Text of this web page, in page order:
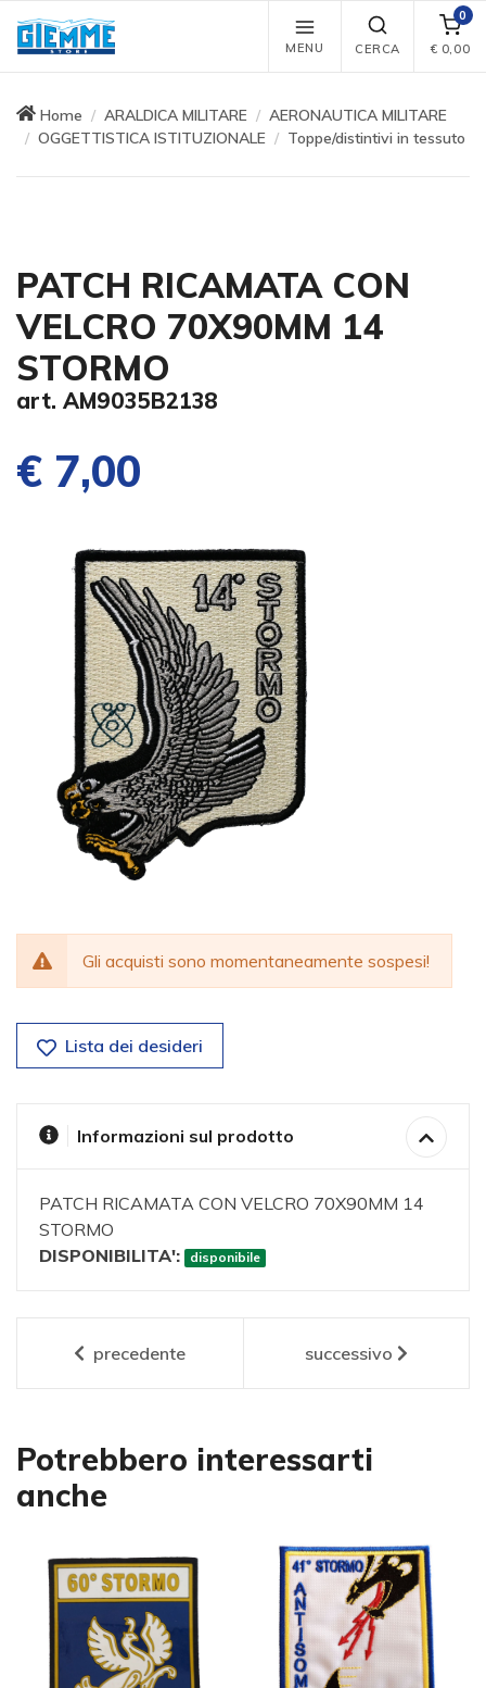
MENU CERCA
0
€ 0,00
Home ARALDICA MILITARE
AERONAUTICA MILITARE
OGGETTISTICA ISTITUZIONALE
Toppe/distintivi in tessuto
PATCH RICAMATA CON
VELCRO 70X90MM 14
STORMO
art. AM9035B2138
€ 7,00
Gli acquisti sono momentaneamente sospesi!
Lista dei desideri
Informazioni sul prodotto
PATCH RICAMATA CON VELCRO 70X90MM 14
STORMO
DISPONIBILITA':
disponibile
precedente successivo
Potrebbero interessarti
anche